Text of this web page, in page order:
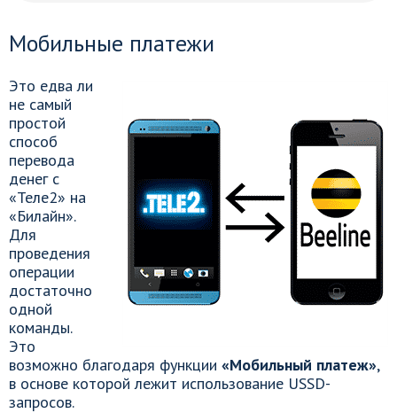
Мобильные платежи
Это едва ли
не самый
простой
способ
перевода
денег с
«Теле2» на
«Билайн».
Для
проведения
операции
достаточно
одной
команды.
Это
возможно благодаря функции «Мобильный платеж»,
в основе которой лежит использование USSD-
запросов.